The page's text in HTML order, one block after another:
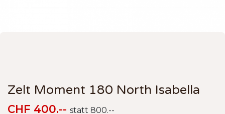
Zelt Moment 180 North Isabella
CHF 400.-- statt 800.--